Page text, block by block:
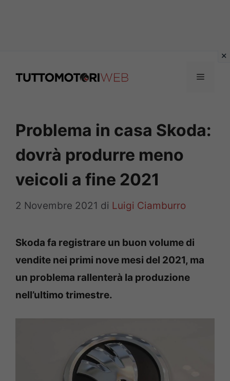
Menu
Problema in casa Skoda:
dovrà produrre meno
veicoli a fine 2021
2 Novembre 2021 di Luigi Ciamburro
Skoda fa registrare un buon volume di
vendite nei primi nove mesi del 2021, ma
un problema rallenterà la produzione
nell’ultimo trimestre.